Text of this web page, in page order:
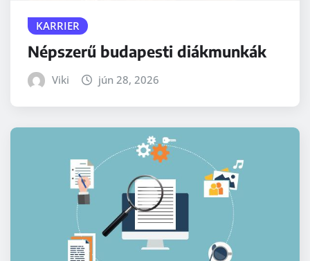
KARRIER
Népszerű budapesti diákmunkák
Viki jún 28, 2026